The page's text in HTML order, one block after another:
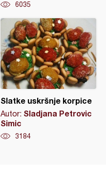
6035
Slatke uskršnje korpice
Autor: Sladjana Petrovic
Simic
3184